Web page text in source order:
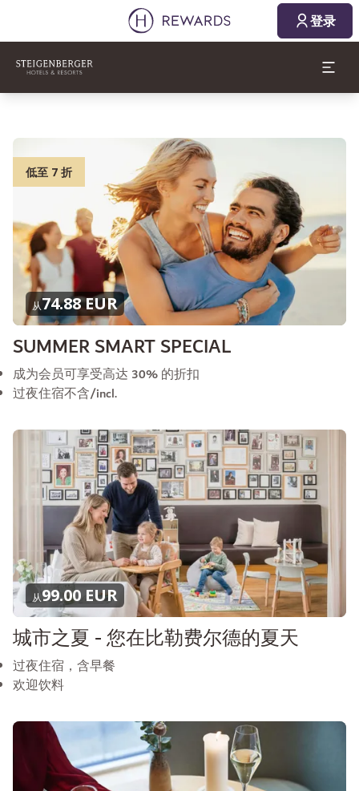
登录
低至 7 折
从74.88 EUR
SUMMER SMART SPECIAL
成为会员可享受高达 30% 的折扣
过夜住宿不含/incl.
从99.00 EUR
城市之夏 - 您在比勒费尔德的夏天
过夜住宿，含早餐
欢迎饮料